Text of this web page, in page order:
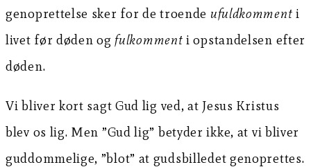
genoprettelse sker for de troende ufuldkomment i
livet før døden og fulkomment i opstandelsen efter
døden.
Vi bliver kort sagt Gud lig ved, at Jesus Kristus
blev os lig. Men ”Gud lig” betyder ikke, at vi bliver
guddommelige, ”blot” at gudsbilledet genoprettes.